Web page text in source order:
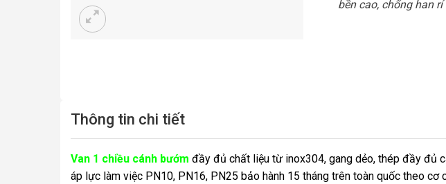
bền cao, chống han rỉ
Thông tin chi tiết
Van 1 chiều cánh bướm đầy đủ chất liệu từ inox304, gang dẻo, thép đầy đủ
áp lực làm việc PN10, PN16, PN25 bảo hành 15 tháng trên toàn quốc theo cơ